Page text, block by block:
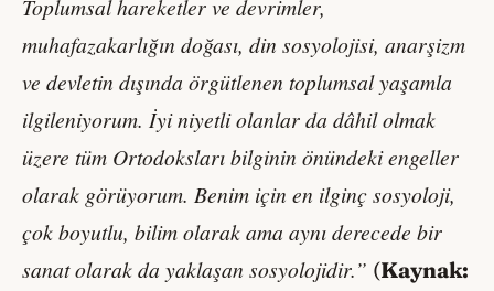
Toplumsal hareketler ve devrimler,
muhafazakarlığın doğası, din sosyolojisi, anarşizm
ve devletin dışında örgütlenen toplumsal yaşamla
ilgileniyorum. İyi niyetli olanlar da dâhil olmak
üzere tüm Ortodoksları bilginin önündeki engeller
olarak görüyorum. Benim için en ilginç sosyoloji,
çok boyutlu, bilim olarak ama aynı derecede bir
sanat olarak da yaklaşan sosyolojidir.” (Kaynak: